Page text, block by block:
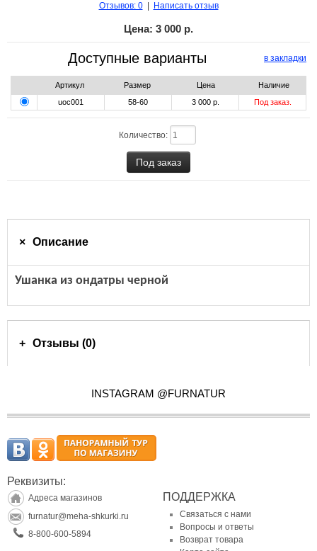
Отзывов: 0| Написать отзыв
Цена: 3 000 р.
в закладки
Доступные варианты
Артикул Размер Цена
Наличие
uoc001
58-60 3 000 р. Под заказ.
Количество:
Описание
Ушанка из ондатры черной
Отзывы (0)
INSTAGRAM @FURNATUR
Реквизиты:
Адреса магазинов
furnatur@meha-shkurki.ru
8-800-600-5894
ПОДДЕРЖКА
Связаться с нами
Вопросы и ответы
Возврат товара